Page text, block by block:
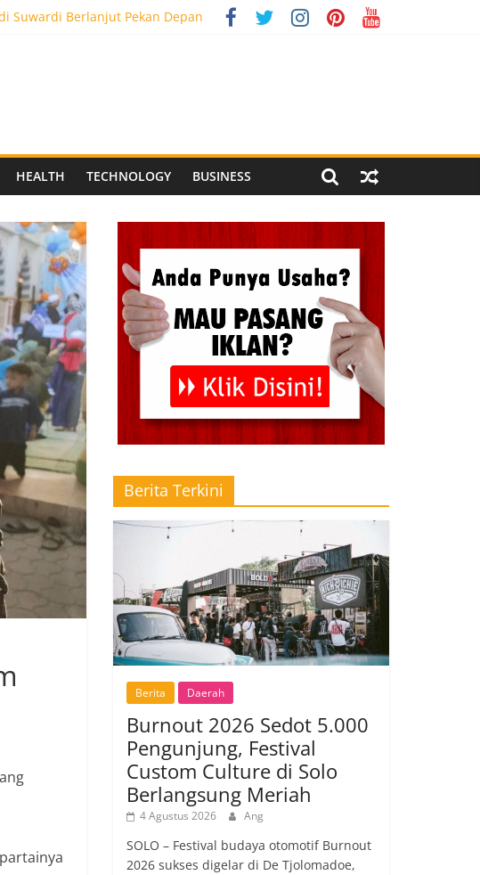
Suwardi Berlanjut Pekan Depan
Exit Tol Pegandon
Sistem Social Media Tracking
HEALTH TECHNOLOGY BUSINESS
Berita Terkini
Berita Daerah
Burnout 2026 Sedot 5.000
Pengunjung, Festival
Custom Culture di Solo
Berlangsung Meriah
4 Agustus 2026 Ang
SOLO – Festival budaya otomotif Burnout
2026 sukses digelar di De Tjolomadoe,